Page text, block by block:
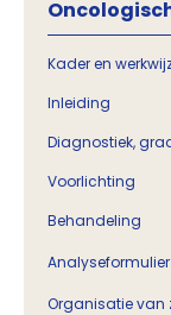
Kader en
Inleiding
Diagnostiek,
Voorlichting
Behandeling
Organisatie van